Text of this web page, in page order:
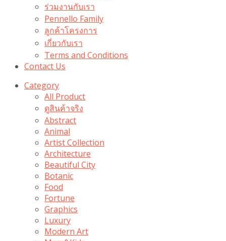
ร่วมงานกับเรา
Pennello Family
ลูกค้าโครงการ
เกี่ยวกับเรา
Terms and Conditions
Contact Us
Category
All Product
ดูสินค้าจริง
Abstract
Animal
Artist Collection
Architecture
Beautiful City
Botanic
Food
Fortune
Graphics
Luxury
Modern Art